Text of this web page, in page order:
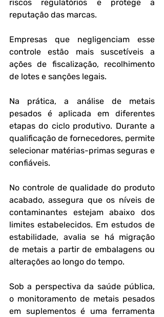
riscos regulatórios e protege a
reputação das marcas.
Empresas que negligenciam esse
controle estão mais suscetíveis a
ações de fiscalização, recolhimento
de lotes e sanções legais.
Na prática, a análise de metais
pesados é aplicada em diferentes
etapas do ciclo produtivo. Durante a
qualificação de fornecedores, permite
selecionar matérias-primas seguras e
confiáveis.
No controle de qualidade do produto
acabado, assegura que os níveis de
contaminantes estejam abaixo dos
limites estabelecidos. Em estudos de
estabilidade, avalia se há migração
de metais a partir de embalagens ou
alterações ao longo do tempo.
Sob a perspectiva da saúde pública,
o monitoramento de metais pesados
em suplementos é uma ferramenta